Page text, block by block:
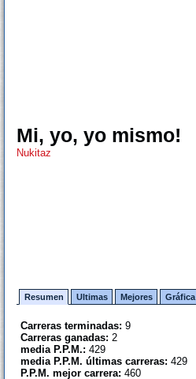
Mi, yo, yo mismo!
Nukitaz
Resumen Ultimas Mejores Gráfica
Carreras terminadas: 9
Carreras ganadas: 2
media P.P.M.: 429
media P.P.M. últimas carreras: 429
P.P.M. mejor carrera: 460